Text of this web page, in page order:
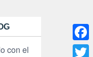
con el